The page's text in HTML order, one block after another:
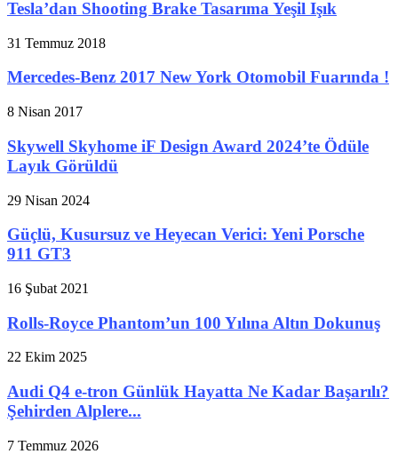
Tesla’dan Shooting Brake Tasarıma Yeşil Işık
31 Temmuz 2018
Mercedes-Benz 2017 New York Otomobil Fuarında !
8 Nisan 2017
Skywell Skyhome iF Design Award 2024’te Ödüle
Layık Görüldü
29 Nisan 2024
Güçlü, Kusursuz ve Heyecan Verici: Yeni Porsche
911 GT3
16 Şubat 2021
Rolls-Royce Phantom’un 100 Yılına Altın Dokunuş
22 Ekim 2025
Audi Q4 e-tron Günlük Hayatta Ne Kadar Başarılı?
Şehirden Alplere...
7 Temmuz 2026